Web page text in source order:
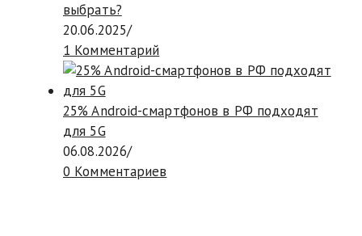
выбрать?
20.06.2025/
1 Комментарий
25% Android-смартфонов в РФ подходят
для 5G
06.08.2026/
0 Комментариев